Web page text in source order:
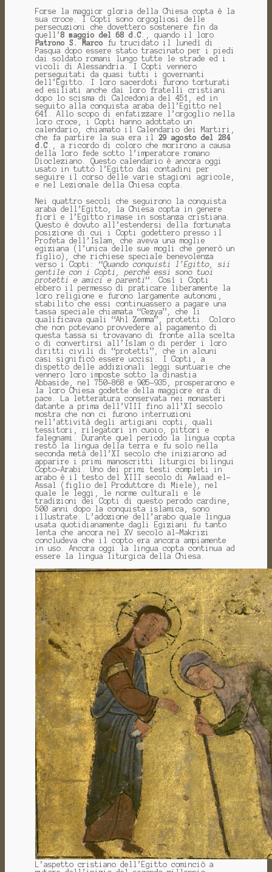
Forse la maggior gloria della Chiesa copta è la
sua croce. I Copti sono orgogliosi delle
persecuzioni che dovettero sostenere fin da
quell’8 maggio del 68 d.C ., quando il loro
Patrono S. Marco fu trucidato il lunedì di
Pasqua dopo essere stato trascinato per i piedi
dai soldato romani lungo tutte le strade ed i
vicoli di Alessandria. I Copti vennero
perseguitati da quasi tutti i governanti
dell’Egitto. I loro sacerdoti furono torturati
ed esiliati anche dai loro fratelli cristiani
dopo lo scisma di Calcedonia del 451, ed in
seguito alla conquista araba dell’Egitto nel
641. Allo scopo di enfatizzare l’orgoglio nella
loro croce, i Copti hanno adottato un
calendario, chiamato il Calendario dei Martiri,
che fa partire la sua era il 29 agosto del 284
d.C ., a ricordo di coloro che morirono a causa
della loro fede sotto l’imperatore romano
Diocleziano. Questo calendario è ancora oggi
usato in tutto l’Egitto dai contadini per
seguire il corso delle varie stagioni agricole,
e nel Lezionale della Chiesa copta.
Nei quattro secoli che seguirono la conquista
araba dell’Egitto, la Chiesa copta in genere
fiorì e l’Egitto rimase in sostanza cristiana.
Questo è dovuto all’estendersi della fortunata
posizione di cui i Copti godettero presso il
Profeta dell’Islam, che aveva una moglie
egiziana (l’unica delle sue mogli che generò un
figlio), che richiese speciale benevolenza
verso i Copti: “Quando conquisti l’Egitto, sii
gentile con i Copti, perché essi sono tuoi
protetti e amici e parenti“. Così i Copti
ebbero il permesso di praticare liberamente la
loro religione e furono largamente autonomi,
stabilito che essi continuassero a pagare una
tassa speciale chiamata “Gezya”, che li
qualificava quali “Ahl Zemma”, protetti. Coloro
che non potevano provvedere al pagamento di
questa tassa si trovavano di fronte alla scelta
o di convertirsi all’Islam o di perder i loro
diritti civili di “protetti”, che in alcuni
casi significò essere uccisi. I Copti, a
dispetto delle addizionali leggi suntuarie che
vennero loro imposte sotto la dinastia
Abbaside, nel 750-868 e 905-935, prosperarono e
la loro Chiesa godette della maggiore era di
pace. La letteratura conservata nei monasteri
datante a prima dell’VIII fino all’XI secolo
mostra che non ci furono interruzioni
nell’attività degli artigiani copti, quali
tessitori, rilegatori in cuoio, pittori e
falegnami. Durante quel periodo la lingua copta
restò la lingua della terra e fu solo nella
seconda metà dell’XI secolo che iniziarono ad
apparire i primi manoscritti liturgici bilingui
Copto-Arabi. Uno dei primi testi completi in
arabo è il testo del XIII secolo di Awlaad el-
Assal (figlio del Produttore di Miele), nel
quale le leggi, le norme culturali e le
tradizioni dei Copti di questo perodo cardine,
500 anni dopo la conquista islamica, sono
illustrate. L’adozione dell’arabo quale lingua
usata quotidianamente dagli Egiziani fu tanto
lenta che ancora nel XV secolo al-Makrizi
concludeva che il copto era ancora ampiamente
in uso. Ancora oggi la lingua copta continua ad
essere la lingua liturgica della Chiesa.
L’aspetto cristiano dell’Egitto cominciò a